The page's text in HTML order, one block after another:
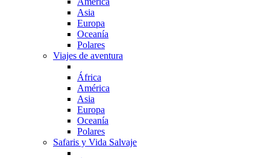
Asia
Europa
Oceanía
Polares
Viajes de aventura
África
América
Asia
Europa
Oceanía
Polares
Safaris y Vida Salvaje